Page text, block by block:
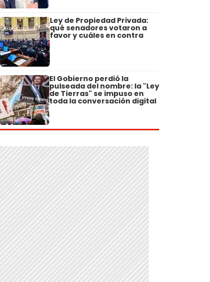
Ley de Propiedad Privada:
qué senadores votaron a
favor y cuáles en contra
El Gobierno perdió la
pulseada del nombre: la "Ley
de Tierras" se impuso en
toda la conversación digital